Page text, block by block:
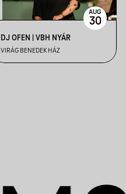
DJ OFEN | VBH NYÁR
VIRÁG BENEDEK HÁZ
AUG
30